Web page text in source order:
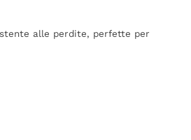
alle perdite, perfette per